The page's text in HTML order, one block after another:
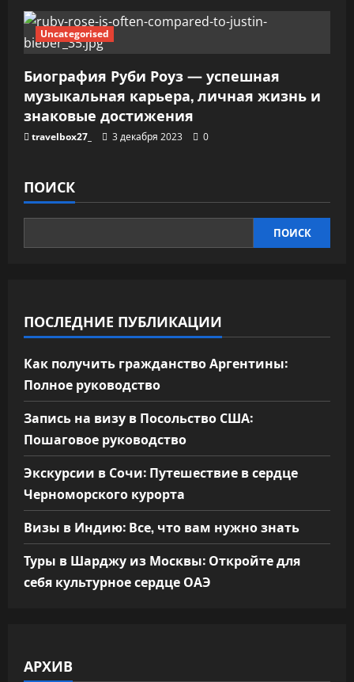
Uncategorised
Биография Руби Роуз — успешная
музыкальная карьера, личная жизнь и
знаковые достижения
travelbox27_ 3 декабря 2023 0
ПОИСК
ПОИСК
ПОСЛЕДНИЕ ПУБЛИКАЦИИ
Как получить гражданство Аргентины:
Полное руководство
Запись на визу в Посольство США:
Пошаговое руководство
Экскурсии в Сочи: Путешествие в сердце
Черноморского курорта
Визы в Индию: Все, что вам нужно знать
Туры в Шарджу из Москвы: Откройте для
себя культурное сердце ОАЭ
АРХИВ